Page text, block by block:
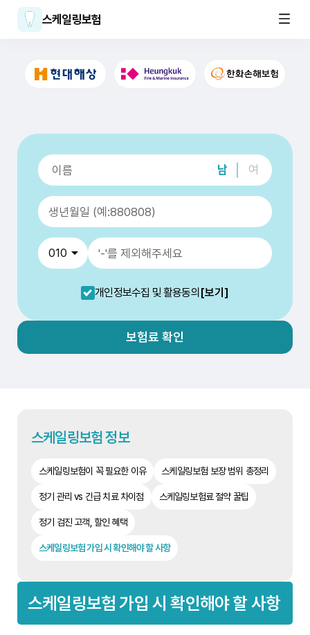
스케일링보험
남 여
개인정보수집 및 활용동의 [보기]
보험료 확인
스케일링보험 정보
스케일링보험이 꼭 필요한 이유 스케일링보험 보장 범위 총정리
정기 관리 vs 긴급 치료 차이점 스케일링보험료 절약 꿀팁
정기 검진 고객, 할인 혜택
스케일링보험 가입 시 확인해야 할 사항
스케일링보험 가입 시 확인해야 할 사항